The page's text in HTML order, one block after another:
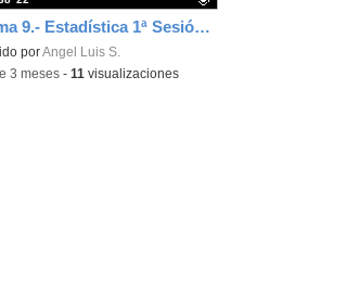
Tema 9.- Estadística 1ª Sesión 12-05-2026
educativo.
porAngel Luis S.
3 meses- 11 visualizaciones